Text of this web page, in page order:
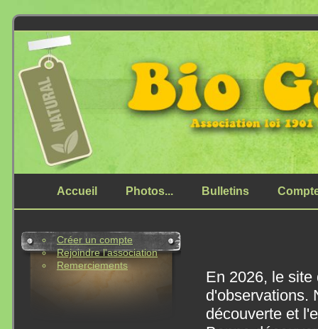
Accueil Photos... Bulletins
En 2026, le
d'observations.
découverte et
Créer un compte
Rejoindre l'association
Remerciements